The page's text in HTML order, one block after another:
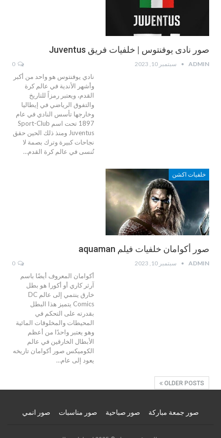
صور نادى يوفنتوس | خلفيات فريق Juventus
ADMIN سبتمبر 10, 2023
نادي يوفنتوس هو واحد من أكبر
وأشهر الأندية في عالم كرة
القدم، ويعتبر رمزاً للتاريخ
والتفوق الرياضي في إيطاليا
وخارجها تأسس النادي في عام
1897 تحت اسم Sport-Club
Juventus ومنذ ذلك الحين حقق
نجاحات كبيرة وترك بصمة لا
تُنسى في عالم كرة القدم…
خلفيات اكشن
صور أكوامان خلفيات فيلم aquaman
ADMIN سبتمبر 10, 2023
أكوامان المعروف أيضًا باسم
آرثر كاري أو أكورا هو بطل
خارق ينتمي إلى عالم DC
Comics يتميز هذا البطل
بقدرته على التحكم في
المحيطات والمخلوقات المائية
وهو يعتبر واحدًا من أعظم
الأبطال الخارقين في عالم
الكوميكس صور أكوامان تاريخه
يعود إلى عام…
OLDER POSTS
صور جمعة مباركة صور صباحية صور مناسبات صور انمي